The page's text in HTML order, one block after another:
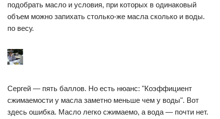
подобрать масло и условия, при которых в одинаковый
объем можно запихать столько-же масла сколько и воды.
по весу.
Сергей — пять баллов. Но есть нюанс: "Коэффициент
сжимаемости у масла заметно меньше чем у воды". Вот
здесь ошибка. Масло легко сжимаемо, а вода — почти нет.